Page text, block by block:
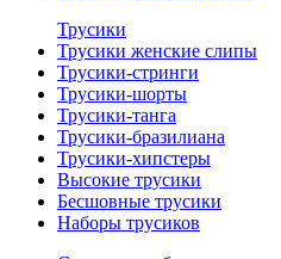
Трусики
Трусики женские слипы
Трусики-стринги
Трусики-шорты
Трусики-танга
Трусики-бразилиана
Трусики-хипстеры
Высокие трусики
Бесшовные трусики
Наборы трусиков